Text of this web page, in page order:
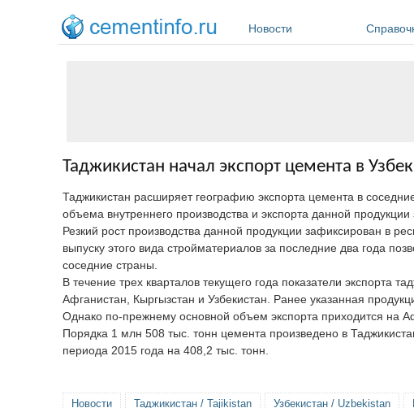
Новости
Таджикистан начал экспорт цемента в
Таджикистан расширяет географию экспорта цемента в
объема внутреннего производства и экспорта данной
Резкий рост производства данной продукции зафиксирован в
выпуску этого вида стройматериалов за последние два года
соседние страны.
В течение трех кварталов текущего года показатели экспорта
Афганистан, Кыргызстан и Узбекистан. Ранее указанная
Однако по-прежнему основной объем экспорта приходится на
Порядка 1 млн 508 тыс. тонн цемента произведено в
периода 2015 года на 408,2 тыс. тонн.
Новости Таджикистан / Tajikistan Узбекистан / Uzbekistan